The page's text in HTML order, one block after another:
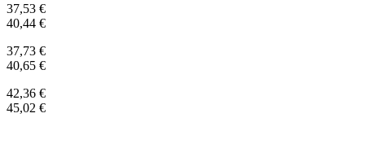
37,53 €
40,44 €
37,73 €
40,65 €
42,36 €
45,02 €